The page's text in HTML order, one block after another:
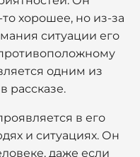
хорошее, но из-за
ситуации его
одним из
рассказе.
в его
и ситуациях. Он
даже если